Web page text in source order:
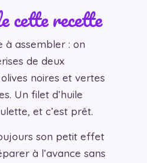
cette recette
à assembler : on
de deux
noires et vertes
Un filet d’huile
et c’est prêt.
son petit effet
à l’avance sans